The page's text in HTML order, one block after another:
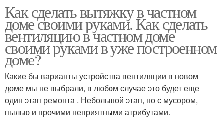
Как сделать вытяжку в частном
доме своими руками. Как сделать
вентиляцию в частном доме
своими руками в уже построенном
доме?
Какие бы варианты устройства вентиляции в новом
доме мы не выбрали, в любом случае это будет еще
один этап ремонта . Небольшой этап, но с мусором,
пылью и прочими неприятными атрибутами.